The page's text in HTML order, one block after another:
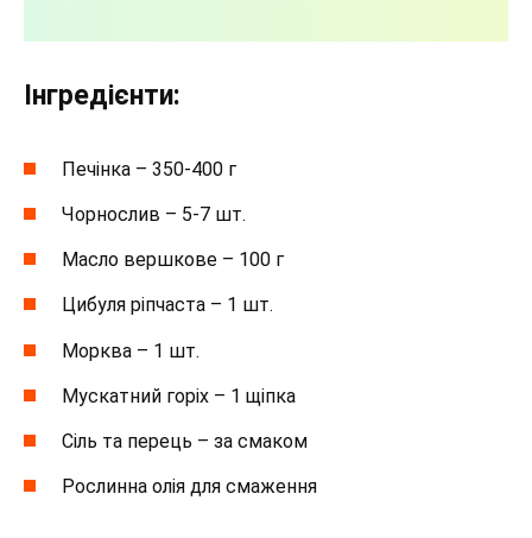
Інгредієнти:
Печінка – 350-400 г
Чорнослив – 5-7 шт.
Масло вершкове – 100 г
Цибуля ріпчаста – 1 шт.
Морква – 1 шт.
Мускатний горіх – 1 щіпка
Сіль та перець – за смаком
Рослинна олія для смаження